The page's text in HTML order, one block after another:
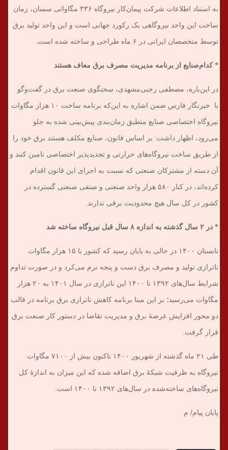
به استناد اطلاعات شرکت پیمان‌کار نیروگاه ۳۳۶ مگاواتی سمنان، زمان
ساخت این واحد نیروگاهی یک رکورد جهانی است و این واحد تولید برق
توسط متخصصان ایرانی در ۶ ماه طراحی و ساخته شده است.
* کدام‌صنایع از برنامه مدیریت مصرف برق معاف هستند
در این‌باره، مصطفی رجبی‌مشهدی، سخنگوی صنعت برق در گفت‌وگو
با خبرنگار فارس ضمن اشاره به این‌که برنامه‌‌ ساخت ۱۰ هزار مگاوات
نیروگاه اختصاصی صنایع منطبق زمان‌بندی پیش‌بینی شده به جلو
می‌رود، اظهار داشت: بر اساس قانون، صنایع مکلف هستند برق خود را
از طریق ساخت نیروگاه‌های حرارتی و تجدیدپذیر اختصاصی تامین کنند و
آن دسته از مشترکان صنعتی که نسبت به اجرای این قانون اقدام
کرده‌اند، در کنار ۵۸۰ هزار واحد صنعتی و صنفی صنعتی گسترده در
کشور در کل سال هیچ محدودیت برقی ندارند.
* در ۲ سال گذشته به اندازه ۸ سال قبل نیروگاه ساخته شد
‌تابستان ۱۴۰۰ در حالی به پایان رسید که کشور با ۱۵ هزار مگاوات
ناترازی تولید و مصرف برق دست و پنجه نرم می‌کرد و در صورت تداوم
شرایط سال‌های ۱۳۹۲ تا ۱۴۰۰ این ناترازی در سال ۱۴۰۱ به ۲۰ هزار
مگاوات می‌رسید؛ بر این مبنا برنامه کاهش ناترازی برق برنامه در قالب
دو محور افزایش عرضۀ برق و مدیریت تقاضا در دستور کار صنعت برق
قرار گرفت.
طی ۲۱ ماه گذشته از شهریور ۱۴۰۰ تاکنون بیش از ۷۱۰۰ مگاوات
نیروگاه به ظرفیت شبکۀ برق اضافه شده که این میزان به اندازۀ کل
نیروگاه‌های ساخته‌شده در سال‌های ۱۳۹۲ تا ۱۴۰۰ است.
پایان پیام/ م